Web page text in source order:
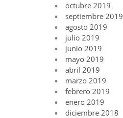
octubre 2019
septiembre 2019
agosto 2019
julio 2019
junio 2019
mayo 2019
abril 2019
marzo 2019
febrero 2019
enero 2019
diciembre 2018